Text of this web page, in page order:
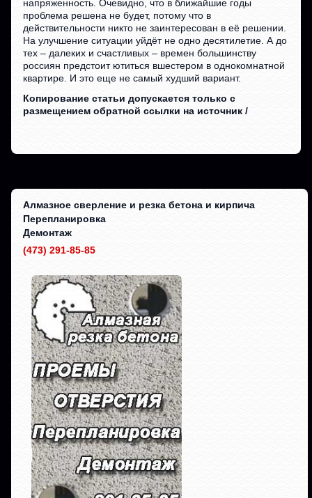
напряженность. Очевидно, что в ближайшие годы
проблема решена не будет, потому что в
действительности никто не заинтересован в её решении.
На улучшение ситуации уйдёт не одно десятилетие. А до
тех – далеких и счастливых – времен большинству
россиян предстоит ютиться вшестером в однокомнатной
квартире. И это еще не самый худший вариант.
Копирование статьи допускается только с
размещением обратной ссылки на источник /
Алмазное сверление и резка бетона и кирпича
Перепланировка
Демонтаж
(473) 291-85-85